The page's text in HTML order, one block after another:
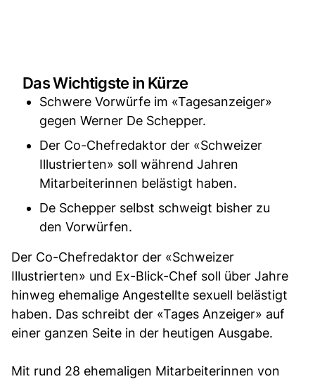
Das Wichtigste in Kürze
Schwere Vorwürfe im «Tagesanzeiger»
gegen Werner De Schepper.
Der Co-Chefredaktor der «Schweizer
Illustrierten» soll während Jahren
Mitarbeiterinnen belästigt haben.
De Schepper selbst schweigt bisher zu
den Vorwürfen.
Der Co-Chefredaktor der «Schweizer
Illustrierten» und Ex-Blick-Chef soll über Jahre
hinweg ehemalige Angestellte sexuell belästigt
haben. Das schreibt der «Tages Anzeiger» auf
einer ganzen Seite in der heutigen Ausgabe.
Mit rund 28 ehemaligen Mitarbeiterinnen von